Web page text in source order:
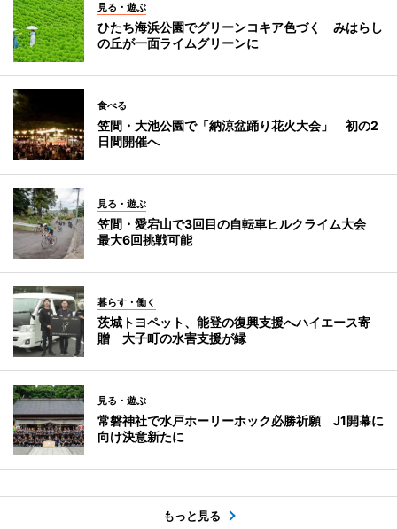
見る・遊ぶ
ひたち海浜公園でグリーンコキア色づく みはらし
の丘が一面ライムグリーンに
食べる
笠間・大池公園で「納涼盆踊り花火大会」 初の2
日間開催へ
見る・遊ぶ
笠間・愛宕山で3回目の自転車ヒルクライム大会
最大6回挑戦可能
暮らす・働く
茨城トヨペット、能登の復興支援へハイエース寄
贈 大子町の水害支援が縁
見る・遊ぶ
常磐神社で水戸ホーリーホック必勝祈願 J1開幕に
向け決意新たに
もっと見る